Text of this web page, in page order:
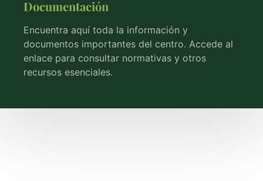
Documentación
Encuentra aquí toda la información y
documentos importantes del centro. Accede al
enlace para consultar normativas y otros
recursos esenciales.